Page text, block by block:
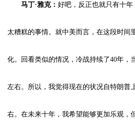
马丁·雅克： 好吧，反正也就只有十
太糟糕的事情。就中美而言，在这段时间
化。回看类似的情况，冷战持续了40年，
左右。所以，我觉得现在的状况自特朗普
右。在未来十年，我希望能够更加乐观，